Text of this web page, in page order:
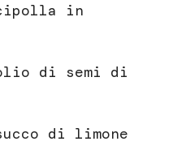
in
di semi di
di limone